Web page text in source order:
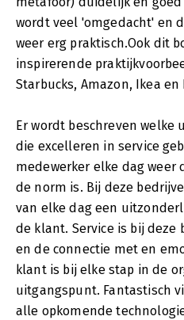
wordt veel 'omgedacht' en
weer erg praktisch.Ook dit
inspirerende
Starbucks, Amazon, Ikea en
Er wordt beschreven
die excelleren in service
medewerker elke dag weer
de norm is. Bij deze
van elke dag een
de klant. Service is bij
en de connectie met en
klant is bij elke stap in de
uitgangspunt. Fantastisch
alle opkomende